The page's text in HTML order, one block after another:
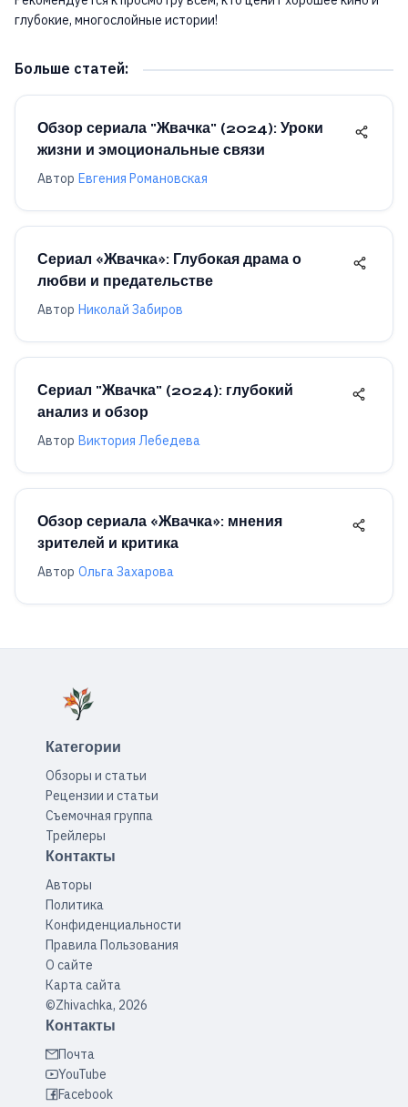
глубокие, многослойные истории!
Больше статей:
Обзор сериала "Жвачка" (2024): Уроки
жизни и эмоциональные связи
Автор Евгения Романовская
Сериал «Жвачка»: Глубокая драма о
любви и предательстве
Автор Николай Забиров
Сериал "Жвачка" (2024): глубокий
анализ и обзор
Автор Виктория Лебедева
Обзор сериала «Жвачка»: мнения
зрителей и критика
Автор Ольга Захарова
Категории
Обзоры и статьи
Рецензии и статьи
Съемочная группа
Трейлеры
Контакты
Авторы
Политика
Конфиденциальности
Правила Пользования
О сайте
Карта сайта
©Zhivachka, 2026
Контакты
Почта
YouTube
Facebook